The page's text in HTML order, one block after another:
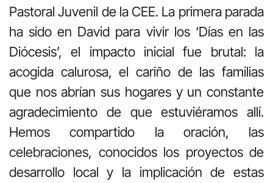
Pastoral Juvenil de la CEE. La primera parada
ha sido en David para vivir los ‘Días en las
Diócesis’, el impacto inicial fue brutal: la
acogida calurosa, el cariño de las familias
que nos abrían sus hogares y un constante
agradecimiento de que estuviéramos allí.
Hemos compartido la oración, las
celebraciones, conocidos los proyectos de
desarrollo local y la implicación de estas